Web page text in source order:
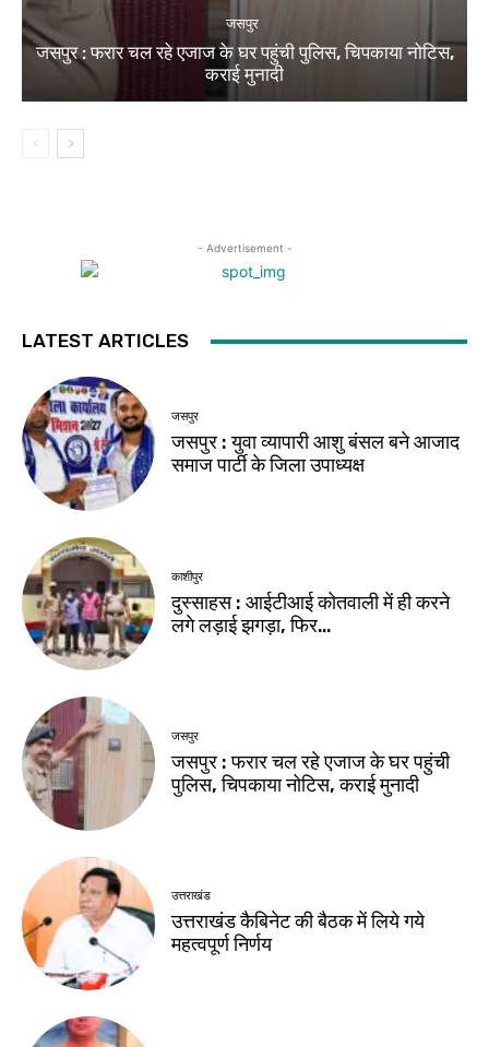
जसपुर
जसपुर : फरार चल रहे एजाज के घर पहुंची पुलिस, चिपकाया नोटिस,
कराई मुनादी
- Advertisement -
LATEST ARTICLES
जसपुर
जसपुर : युवा व्यापारी आशु बंसल बने आजाद
समाज पार्टी के जिला उपाध्यक्ष
काशीपुर
दुस्साहस : आईटीआई कोतवाली में ही करने
लगे लड़ाई झगड़ा, फिर…
जसपुर
जसपुर : फरार चल रहे एजाज के घर पहुंची
पुलिस, चिपकाया नोटिस, कराई मुनादी
उत्तराखंड
उत्तराखंड कैबिनेट की बैठक में लिये गये
महत्वपूर्ण निर्णय